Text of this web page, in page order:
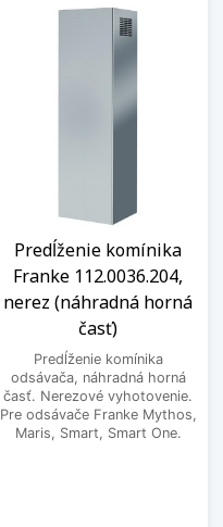
Predĺženie komínika
Franke 112.0036.204,
nerez (náhradná horná
časť)
Predĺženie komínika
odsávača, náhradná horná
časť. Nerezové vyhotovenie.
Pre odsávače Franke Mythos,
Maris, Smart, Smart One.